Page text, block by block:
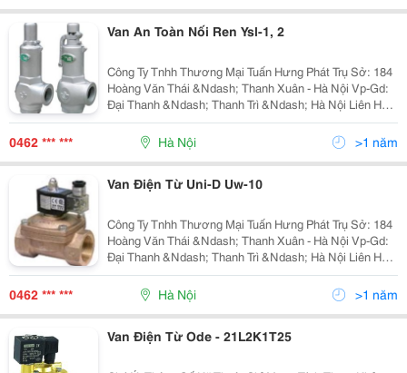
Van An Toàn Nối Ren Ysl-1, 2
Công Ty Tnhh Thương Mại Tuấn Hưng Phát Trụ Sở: 184
Hoàng Văn Thái &Ndash; Thanh Xuân - Hà Nội Vp-Gd:
Đại Thanh &Ndash; Thanh Trì &Ndash; Hà Nội Liên Hệ:
Mr Tuấn - Phòng Kinh Doanh
0462 *** *** Hà Nội >1 năm
Van Điện Từ Uni-D Uw-10
Công Ty Tnhh Thương Mại Tuấn Hưng Phát Trụ Sở: 184
Hoàng Văn Thái &Ndash; Thanh Xuân - Hà Nội Vp-Gd:
Đại Thanh &Ndash; Thanh Trì &Ndash; Hà Nội Liên Hệ:
Mr Tuấn - Phòng Kinh Doanh
0462 *** *** Hà Nội >1 năm
Van Điện Từ Ode - 21L2K1T25